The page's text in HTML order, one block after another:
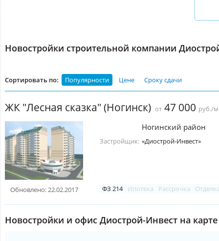
Новостройки строительной компании
Сортировать по: Популярности Цене Сроку сдачи
ЖК "Лесная сказка" (Ногинск) от 47 000 руб./м
Обновлено: 22.02.2017
Ногинский район
Застройщик: «Диострой-Инвест»
ФЗ 214 Ипотека Рассрочка
Новостройки и офис Диострой-Инвест на карте